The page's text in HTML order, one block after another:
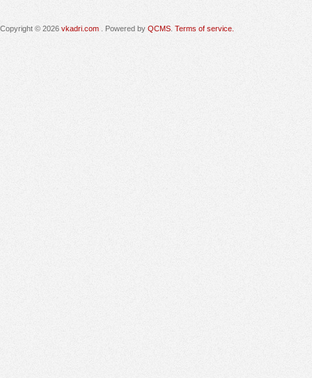
Copyright © 2026 vkadri.com . Powered by QCMS Terms of service.